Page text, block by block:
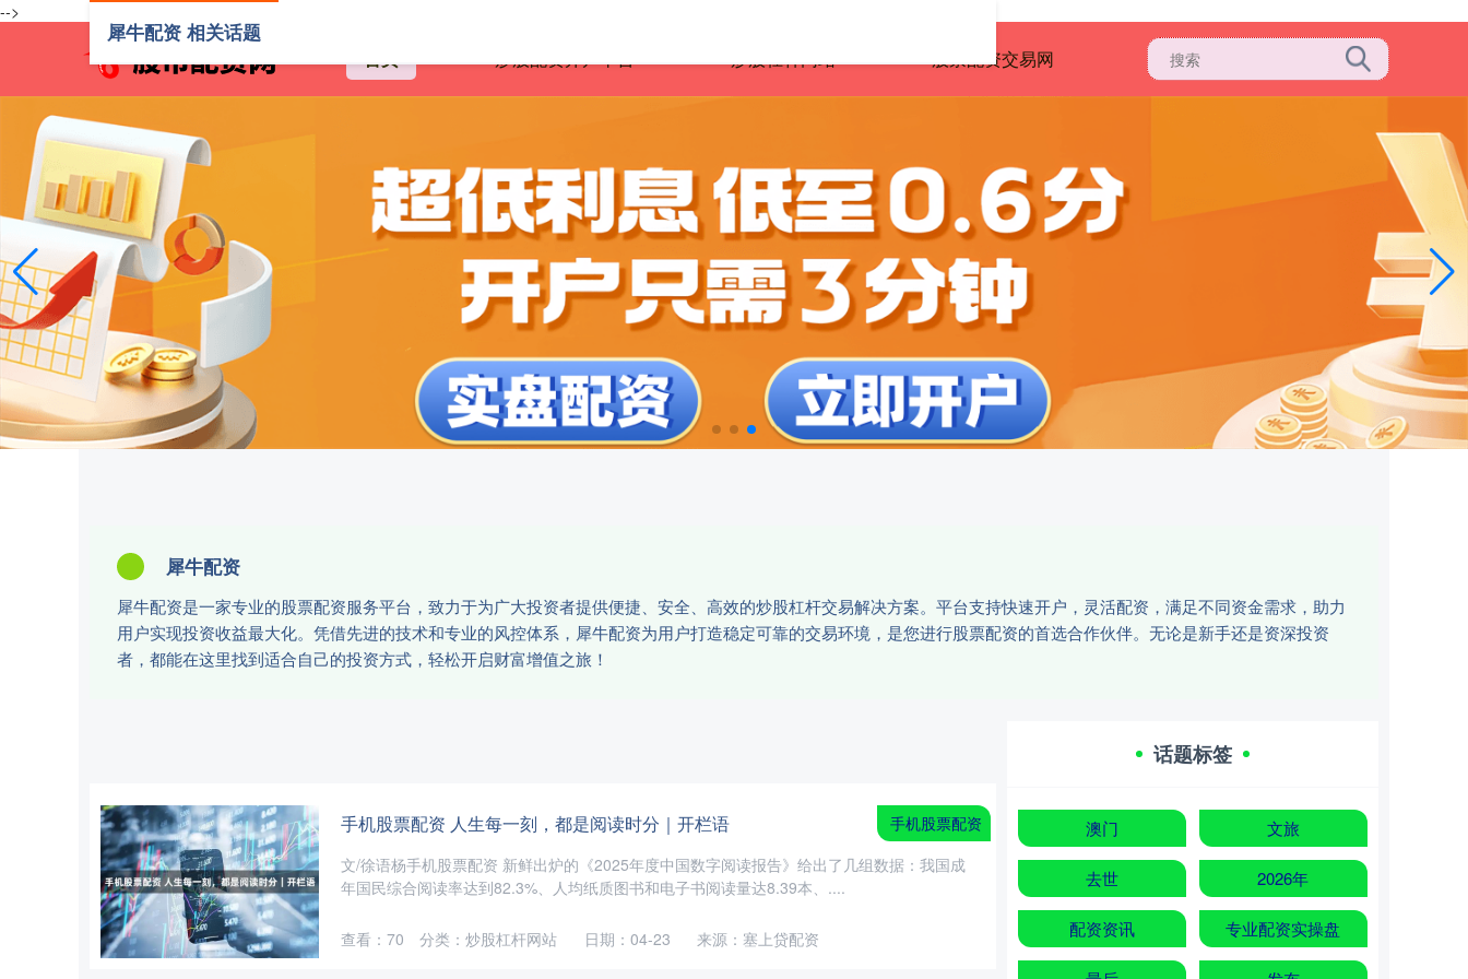
-->
首页 炒股配资开户平台 炒股杠杆网站 股票配资交易网
犀牛配资
犀牛配资是一家专业的股票配资服务平台，致力于为广大投资者提供便捷、安全、高效的炒股杠杆交易解决方案。平台支持快速开户，灵活配资，满足不同资金需求，助力
用户实现投资收益最大化。凭借先进的技术和专业的风控体系，犀牛配资为用户打造稳定可靠的交易环境，是您进行股票配资的首选合作伙伴。无论是新手还是资深投资
者，都能在这里找到适合自己的投资方式，轻松开启财富增值之旅！
犀牛配资 相关话题
手机股票配资 人生每一刻，都是阅读时分｜开栏语
文/徐语杨手机股票配资 新鲜出炉的《2025年度中国数字阅读报告》给出了几组数据：我国成
年国民综合阅读率达到82.3%、人均纸质图书和电子书阅读量达8.39本、....
手机股票配资
日期：04-23 来源：塞上贷配资
查看： 70 分类： 炒股杠杆网站
话题标签
澳门 文旅
去世 2026年
配资资讯 专业配资实操盘